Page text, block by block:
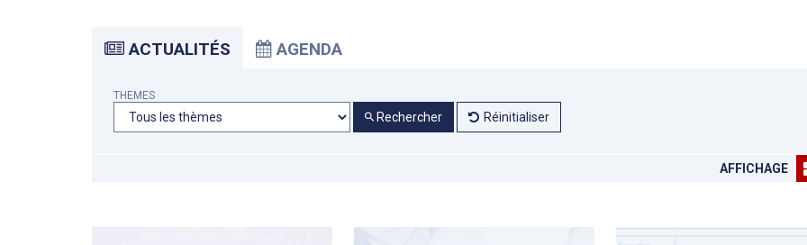
ACTUALITÉS AGENDA
THEMES
Rechercher Réinitialiser
AFFICHAGE